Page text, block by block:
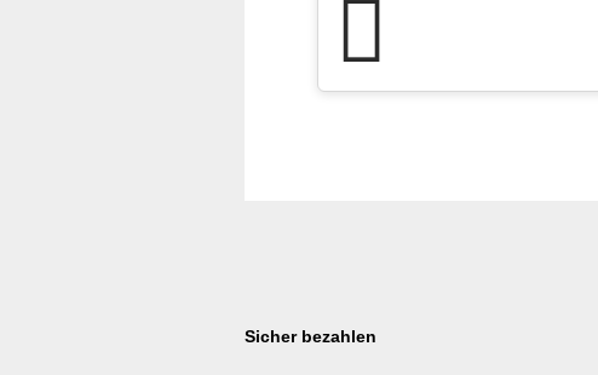
Sicher bezahlen